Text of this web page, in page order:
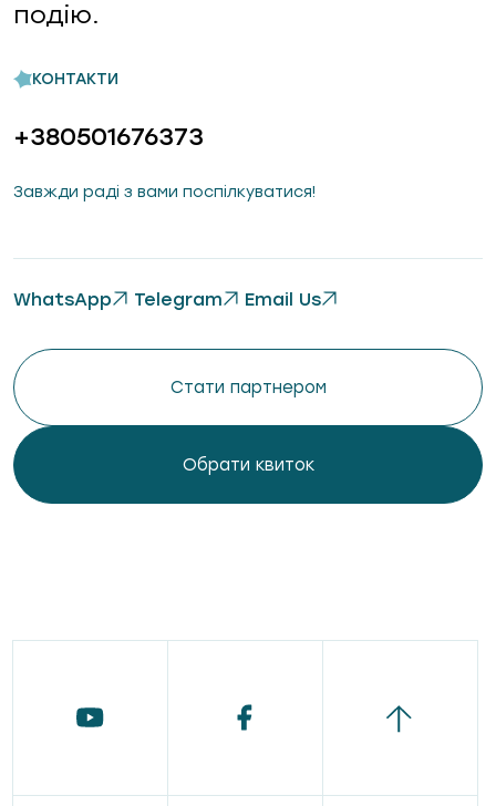
КОНТАКТИ
+380501676373
Завжди раді з вами поспілкуватися!
WhatsApp Telegram Email Us
Стати партнером
Обрати квиток
подію.